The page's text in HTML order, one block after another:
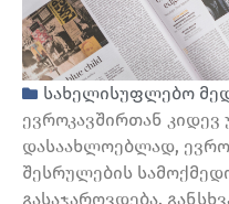
სახელისუფლებო
ევროკავშირთან
დასაახლოებლად,
შესრულების
გასაჯაროვდება.